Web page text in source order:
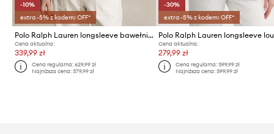
-10%
extra -5% z kodem: OFF*
Polo Ralph Lauren longsleeve bawełniany
Cena aktualna:
339,99 zł
Cena regularna:629,99 zł
Najniższa cena:379,99 zł
-30%
extra -5% z kodem: OFF*
Polo Ralph Lauren longsleeve
Cena aktualna:
279,99 zł
Cena regularna: 399,99 zł
Najniższa cena: 399,99 zł